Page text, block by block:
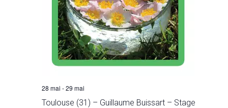
28 mai -29 mai
Toulouse (31) – Guillaume Buissart – Stage